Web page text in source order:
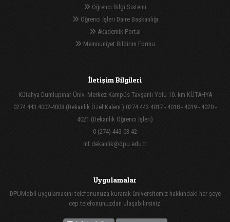
Öğrenci Bilgi Sistemi
Öğrenci İşleri Daire Başkanlığı
Akademik Portal
Memnuniyet Bildirim Formu
İletişim Bilgileri
Kütahya Dumlupınar Üniv. Merkez Kampüs Tavşanlı Yolu 10. km KÜTAHYA
0274 443 4002-4008 (Dekanlık Özel Kalem ) 0274 443 4017 - 4018 - 4019 - 4020 -
4021 (Dekanlık Öğrenci İşleri)
0 (274) 443 03 42
mf.dekanlik@dpu.edu.tr
Uygulamalar
DPUMobil uygulamasını telefonunuza kurarak üniversitemiz hakkındaki her şeye
cep telefonunuzdan ulaşabilirsiniz.